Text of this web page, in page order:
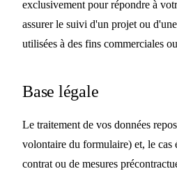
exclusivement pour répondre à
assurer le suivi d'un projet ou
utilisées à des fins commerciales
Base légale
Le traitement de vos données
volontaire du formulaire) et, le cas
contrat ou de mesures